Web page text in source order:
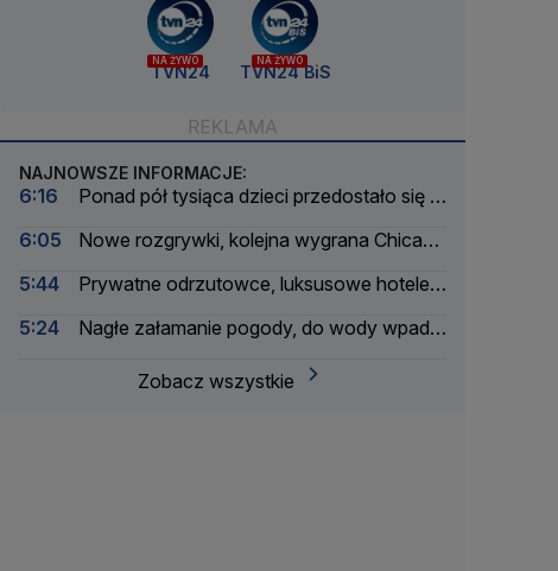
NA ŻYWO
TVN24
NA ŻYWO
TVN24 BiS
NAJNOWSZE INFORMACJE:
6:16
Ponad pół tysiąca dzieci przedostało się z
6:05
Nowe rozgrywki, kolejna wygrana Chicago
5:44
Prywatne odrzutowce, luksusowe hotele.
5:24
Nagłe załamanie pogody, do wody wpadło
Zobacz wszystkie